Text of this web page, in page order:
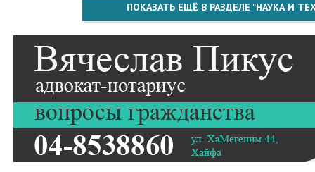
ПОКАЗАТЬ ЕЩЁ В РАЗДЕЛЕ "НАУКА И